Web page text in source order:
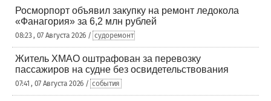
Росморпорт объявил закупку на ремонт ледокола
«Фанагория» за 6,2 млн рублей
08:23 , 07 Августа 2026 / судоремонт
Житель ХМАО оштрафован за перевозку
пассажиров на судне без освидетельствования
07:41 , 07 Августа 2026 / события